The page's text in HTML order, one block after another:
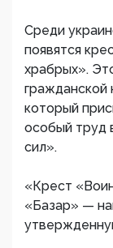
Среди
появятся
храбрых».
гражданской
который
особый труд
сил».
«Крест
«Базар» —